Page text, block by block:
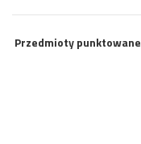
Przedmioty punktowane